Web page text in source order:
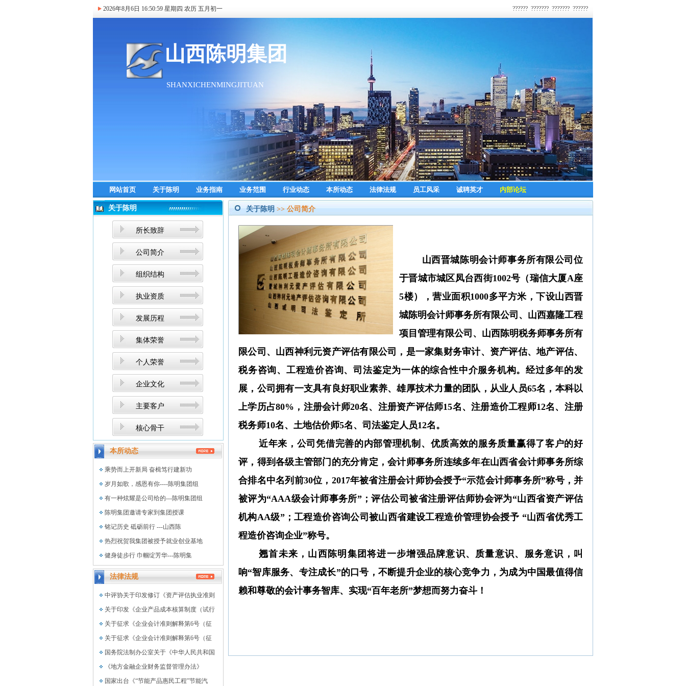
2026年8月6日 16:51:00 星期四 农历 五月初一 ?????? ??????? ??????? ??????
网站首页 关于陈明 业务指南 业务范围 行业动态 本所动态 法律法规 员工风采 诚聘英才 内部论坛
关于陈明
所长致辞
公司简介
组织结构
执业资质
发展历程
集体荣誉
个人荣誉
企业文化
主要客户
核心骨干
本所动态
乘势而上开新局 奋楫笃行建新功
岁月如歌，感恩有你----陈明集团组
有一种炫耀是公司给的---陈明集团组
陈明集团邀请专家到集团授课
铭记历史 砥砺前行 ---山西陈
热烈祝贺我集团被授予就业创业基地
健身徒步行 巾帼绽芳华---陈明集
法律法规
中评协关于印发修订《资产评估执业准则
关于印发《企业产品成本核算制度（试行
关于征求《企业会计准则解释第6号（征
关于征求《企业会计准则解释第6号（征
国务院法制办公室关于《中华人民共和国
《地方金融企业财务监督管理办法》
国家出台《“节能产品惠民工程”节能汽
关于陈明 >> 公司简介
山西晋城陈明会计师事务所有限公司位
于晋城市城区凤台西街1002号（瑞信大厦A座
5楼），营业面积1000多平方米，下设山西晋
城陈明会计师事务所有限公司、山西嘉隆工程
项目管理有限公司、山西陈明税务师事务所有
限公司、山西神利元资产评估有限公司，是一家集财务审计、资产评估、地产评估、
税务咨询、工程造价咨询、司法鉴定为一体的综合性中介服务机构。经过多年的发
展，公司拥有一支具有良好职业素养、雄厚技术力量的团队，从业人员65名，本科以
上学历占80%，注册会计师20名、注册资产评估师15名、注册造价工程师12名、注册
税务师10名、土地估价师5名、司法鉴定人员12名。
近年来，公司凭借完善的内部管理机制、优质高效的服务质量赢得了客户的好
评，得到各级主管部门的充分肯定，会计师事务所连续多年在山西省会计师事务所综
合排名中名列前30位，2017年被省注册会计师协会授予“示范会计师事务所”称号，并
被评为“AAA级会计师事务所”；评估公司被省注册评估师协会评为“山西省资产评估
机构AA级”；工程造价咨询公司被山西省建设工程造价管理协会授予 “山西省优秀工
程造价咨询企业”称号。
翘首未来，山西陈明集团将进一步增强品牌意识、质量意识、服务意识，叫
响“智库服务、专注成长”的口号，不断提升企业的核心竞争力，为成为中国最值得信
赖和尊敬的会计事务智库、实现“百年老所”梦想而努力奋斗！